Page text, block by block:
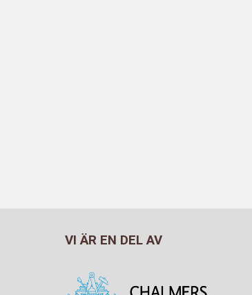
VI ÄR EN DEL AV